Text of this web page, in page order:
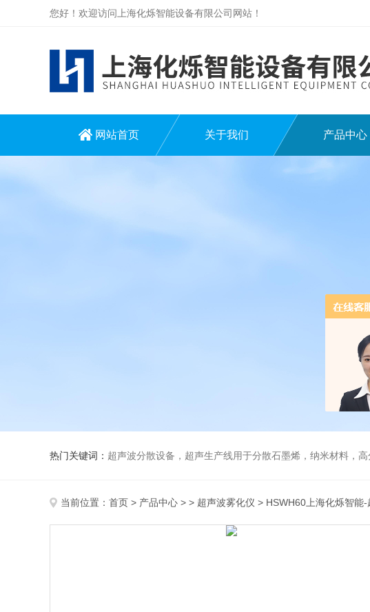
您好！欢迎访问上海化烁智能设备有限公司网站！
网站首页 关于我们 产品中心
热门关键词： 超声波分散设备，超声生产线用于分散石墨烯，纳米材料，高分子材料，
当前位置： 首页 > 产品中心 > > 超声波雾化仪 > HSWH60上海化烁智能